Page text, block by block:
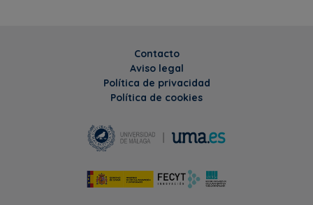
Contacto
Aviso legal
Política de privacidad
Política de cookies